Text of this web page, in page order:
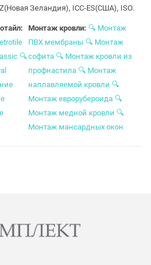
Зеландия), ICC-ES(США), ISO.
🔍
Монтаж кровли: 🔍 Монтаж
ПВХ мембраны 🔍 Монтаж
софита 🔍 Монтаж кровли из
профнастила 🔍 Монтаж
наплавляемой кровли 🔍
Монтаж еврорубероида 🔍
Монтаж медной кровли 🔍
Монтаж мансардных окон